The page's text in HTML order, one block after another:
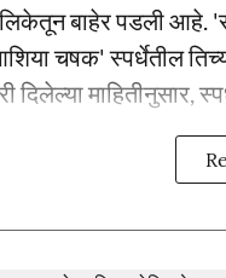
बाहेर पडली आहे.
चषक' स्पर्धेतील
दिलेल्या माहितीनुसार,